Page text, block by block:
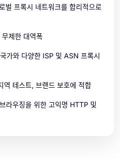
벌 프록시 네트워크를 합리적으로
제한 대역폭
가와 다양한 ISP 및 ASN 프록시
역 테스트, 브랜드 보호에 적합
라우징을 위한 고익명 HTTP 및